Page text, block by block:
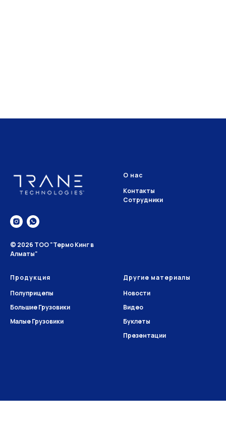
© 2026 ТОО "Термо Кинг в
Алматы"
О нас
Контакты
Сотрудники
Продукция
Полуприцепы
Большие Грузовики
Малые Грузовики
Другие материалы
Новости
Видео
Буклеты
Презентации